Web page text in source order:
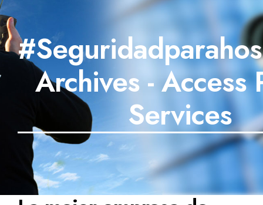
SECTORES
TECNOLOGÍA
TESTIMONIOS
PREGUNTAS FRECUENTES
Archives - Access
Services